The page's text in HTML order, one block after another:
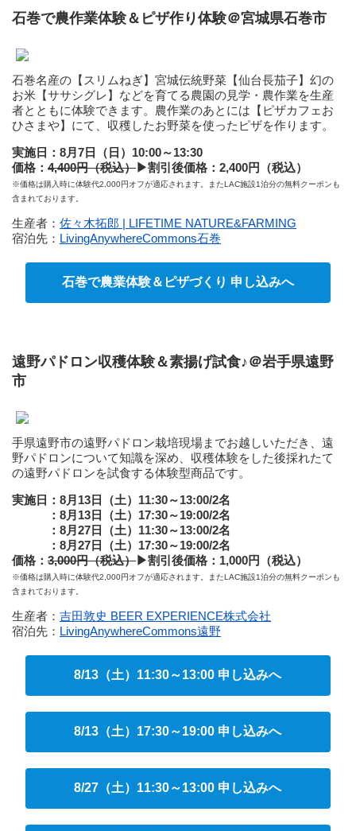
石巻で農作業体験＆ピザ作り体験＠宮城県石巻市
石巻名産の【スリムねぎ】宮城伝統野菜【仙台長茄子】幻の
お米【ササシグレ】などを育てる農園の見学・農作業を生産
者とともに体験できます。農作業のあとには【ピザカフェお
ひさまや】にて、収穫したお野菜を使ったピザを作ります。
実施日：8月7日（日）10:00～13:30
価格： 4,400円（税込）▶割引後価格：2,400円（税込）
※価格は購入時に体験代2,000円オフが適応されます。またLAC施設1泊分の無料クーポンも
含まれております。
生産者： 佐々木拓郎 | LIFETIME NATURE&FARMING
宿泊先： LivingAnywhereCommons石巻
石巻で農業体験＆ピザづくり 申し込みへ
遠野パドロン収穫体験＆素揚げ試食♪＠岩手県遠野
市
手県遠野市の遠野パドロン栽培現場までお越しいただき、遠
野パドロンについて知識を深め、収穫体験をした後採れたて
の遠野パドロンを試食する体験型商品です。
実施日：8月13日（土）11:30～13:00/2名
：8月13日（土）17:30～19:00/2名
：8月27日（土）11:30～13:00/2名
： 8月27日
（土）17:30～19:00/2名
価格： 3,000円（税込）▶割引後価格：1,000円（税込）
※価格は購入時に体験代2,000円オフが適応されます。またLAC施設1泊分の無料クーポンも
含まれております。
生産者： 吉田敦史 BEER EXPERIENCE株式会社
宿泊先： LivingAnywhereCommons遠野
8/13（土）11:30～13:00 申し込みへ
8/13（土）17:30～19:00 申し込みへ
8/27（土）11:30～13:00 申し込みへ